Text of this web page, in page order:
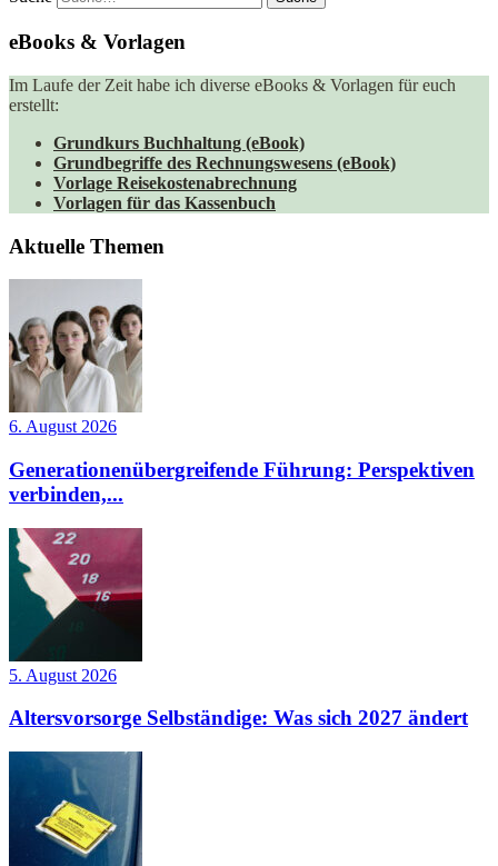
eBooks & Vorlagen
Im Laufe der Zeit habe ich diverse eBooks & Vorlagen für euch
erstellt:
Grundkurs Buchhaltung (eBook)
Grundbegriffe des Rechnungswesens (eBook)
Vorlage Reisekostenabrechnung
Vorlagen für das Kassenbuch
Aktuelle Themen
6. August 2026
Generationenübergreifende Führung: Perspektiven
verbinden,...
5. August 2026
Altersvorsorge Selbständige: Was sich 2027 ändert